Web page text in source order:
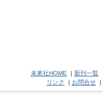
未來社HOME | 新刊一覧
リンク
| お問合せ |